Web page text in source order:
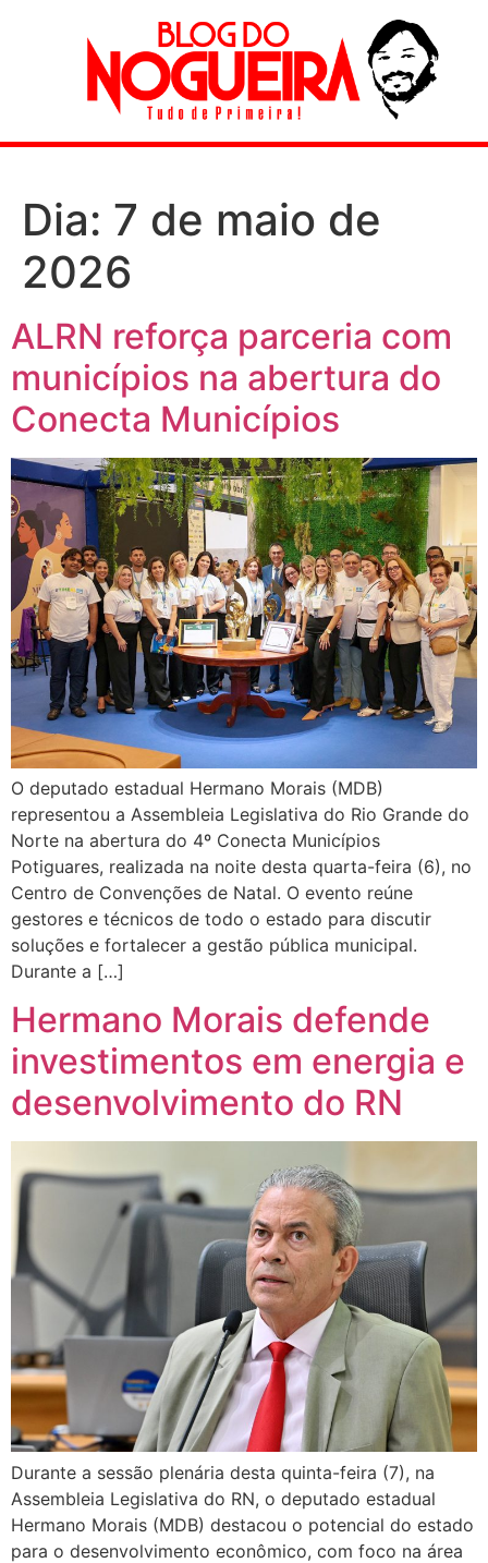
Dia: 7 de maio de
2026
ALRN reforça parceria com
municípios na abertura do
Conecta Municípios
O deputado estadual Hermano Morais (MDB)
representou a Assembleia Legislativa do Rio Grande do
Norte na abertura do 4º Conecta Municípios
Potiguares, realizada na noite desta quarta-feira (6), no
Centro de Convenções de Natal. O evento reúne
gestores e técnicos de todo o estado para discutir
soluções e fortalecer a gestão pública municipal.
Durante a […]
Hermano Morais defende
investimentos em energia e
desenvolvimento do RN
Durante a sessão plenária desta quinta-feira (7), na
Assembleia Legislativa do RN, o deputado estadual
Hermano Morais (MDB) destacou o potencial do estado
para o desenvolvimento econômico, com foco na área